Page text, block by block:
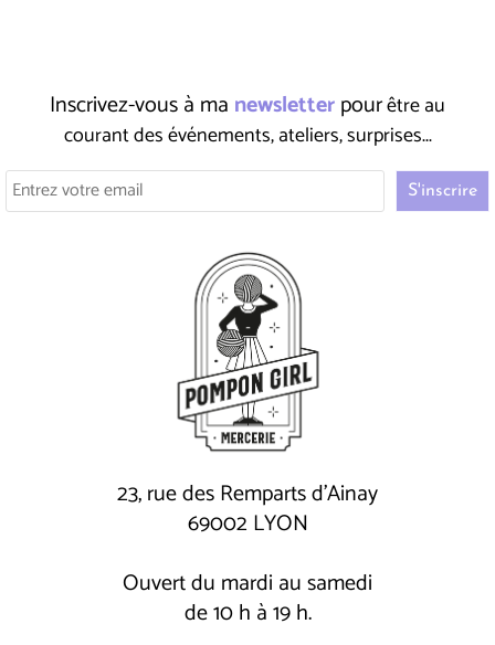
Inscrivez-vous à ma newsletterpourêtre au
courant des événements, ateliers, surprises...
23, rue des Remparts d'Ainay
69002 LYON
Ouvert du mardi au samedi
de 10 h à 19 h.